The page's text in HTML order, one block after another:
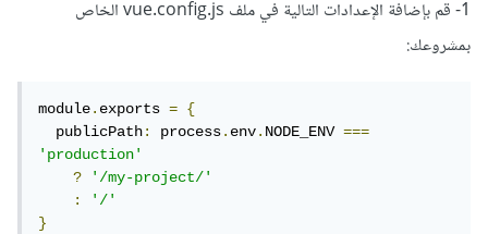
1- قم بإضافة الإعدادات التالية في ملف vue.config.js الخاص
بمشروعك:
module.exports =
{
  publicPath
: process.env.NODE_ENV ===
'production'
?
'/my-project/'
:
'/'
}